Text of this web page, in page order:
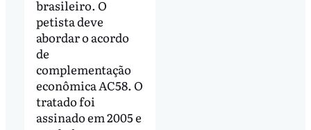
brasileiro. O
petista deve
abordar o acordo
de
complementação
econômica AC58. O
tratado foi
assinado em 2005 e